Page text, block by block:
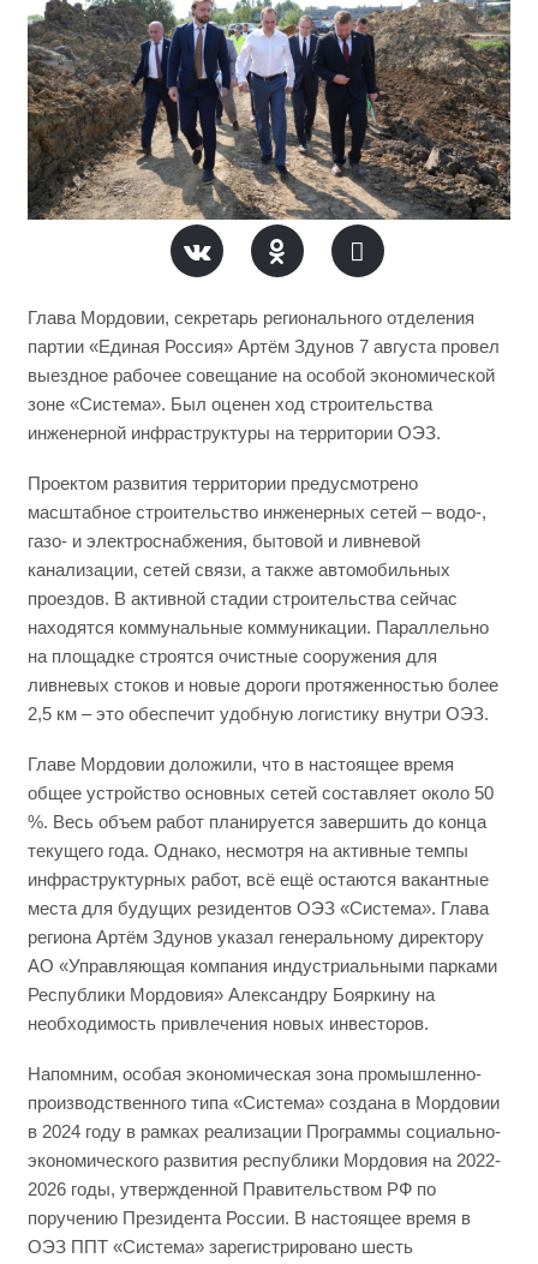
Глава Мордовии, секретарь регионального отделения
партии «Единая Россия» Артём Здунов 7 августа провел
выездное рабочее совещание на особой экономической
зоне «Система». Был оценен ход строительства
инженерной инфраструктуры на территории ОЭЗ.
Проектом развития территории предусмотрено
масштабное строительство инженерных сетей – водо-,
газо- и электроснабжения, бытовой и ливневой
канализации, сетей связи, а также автомобильных
проездов. В активной стадии строительства сейчас
находятся коммунальные коммуникации. Параллельно
на площадке строятся очистные сооружения для
ливневых стоков и новые дороги протяженностью более
2,5 км – это обеспечит удобную логистику внутри ОЭЗ.
Главе Мордовии доложили, что в настоящее время
общее устройство основных сетей составляет около 50
%. Весь объем работ планируется завершить до конца
текущего года. Однако, несмотря на активные темпы
инфраструктурных работ, всё ещё остаются вакантные
места для будущих резидентов ОЭЗ «Система». Глава
региона Артём Здунов указал генеральному директору
АО «Управляющая компания индустриальными парками
Республики Мордовия» Александру Бояркину на
необходимость привлечения новых инвесторов.
Напомним, особая экономическая зона промышленно-
производственного типа «Система» создана в Мордовии
в 2024 году в рамках реализации Программы социально-
экономического развития республики Мордовия на 2022-
2026 годы, утвержденной Правительством РФ по
поручению Президента России. В настоящее время в
ОЭЗ ППТ «Система» зарегистрировано шесть